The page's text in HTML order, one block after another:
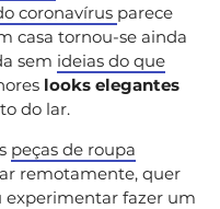
coronavírus parece
casa tornou-se ainda
sem ideias do que
looks elegantes
do lar.
peças de roupa
remotamente, quer
experimentar fazer um